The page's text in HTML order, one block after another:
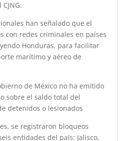
han señalado que el
con redes criminales en países
Honduras, para facilitar
marítimo y aéreo de
de México no ha emitido
sobre el saldo total del
detenidos o lesionados
se registraron bloqueos
entidades del país: Jalisco,